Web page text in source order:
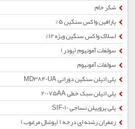
شکر خام
پارافین واکس سنگین 5%
اسلاک واکس سنگین ویژه 12%
سولفات آمونیوم (پودر)
سولفات آمونیوم
پلی اتیلن سنگین دورانی MD3840UA
پلی اتیلن سبک خطی 20075AA
پلی پروپیلن نساجی SIF010
زعفران رشته ای درجه 1 (پوشال مرغوب)